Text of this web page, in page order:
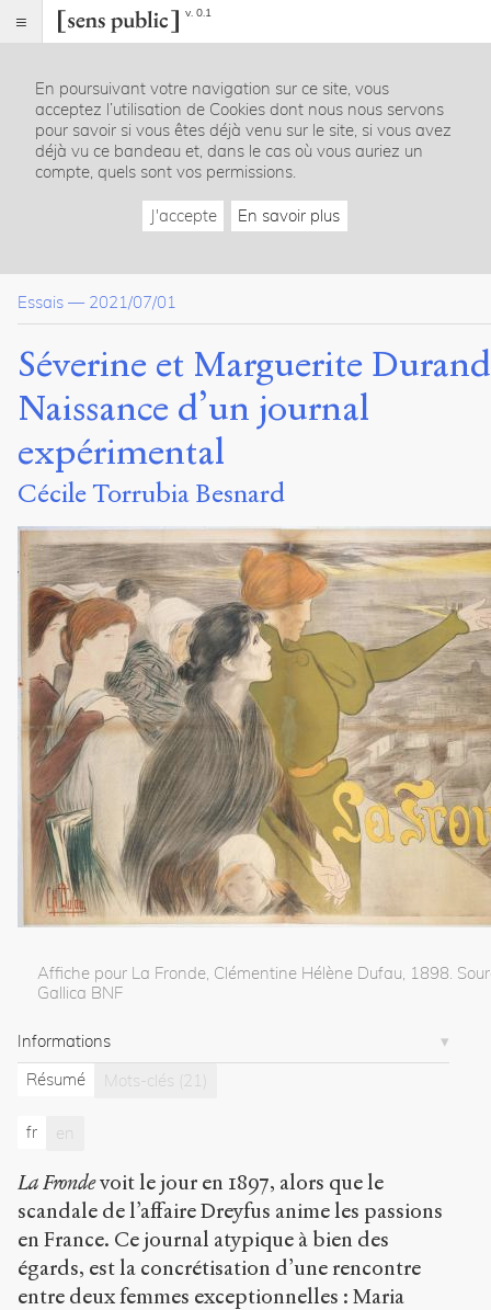
v. 0.1
Index
Article
Table
des
Les collaboratrices de
La Fronde, contenu et revendications
La Fronde
, le « témoin-ambassadeur » des femmes
Bibliographie
Dossier(s)
Des journaux pour toutes. Femmes
et féministes dans la presse en
siècle
Magali
Guaresi
Maria
Grazia
Scrimieri
articles
Notes
Citations
Citer /
Partager
Exporter
Torrubia
Cécile
Séverine
Marguerite
Durand,
La
journal
2021.
Sens
public
h
t
t
En poursuivant votre navigation sur ce site, vous
acceptez l’utilisation de Cookies dont nous nous servons
pour savoir si vous êtes déjà venu sur le site, si vous avez
déjà vu ce bandeau et, dans le cas où vous auriez un
compte, quels sont vos permissions.
J'accepte En savoir plus
Essais — 2021/07/01
Séverine et Marguerite
Naissance d’un journal
expérimental
Cécile Torrubia Besnard
Affiche pour La Fronde, Clémentine Hélène Dufau, 1898.
Gallica BNF
Informations
Résumé
Mots-clés (21)
fr en
La Frondevoit le jour en 1897, alors que le
scandale de l’affaire Dreyfus anime les passions
en France. Ce journal atypique à bien des
égards, est la concrétisation d’une rencontre
entre deux femmes exceptionnelles : Maria